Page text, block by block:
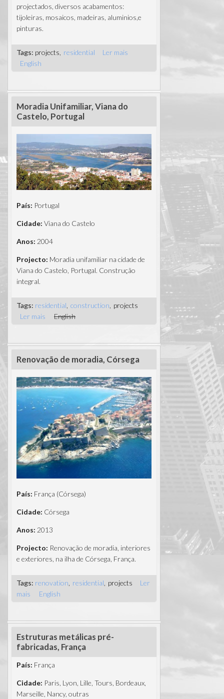
projectados, diversos acabamentos:
tijoleiras, mosaicos, madeiras, aluminios,e
pinturas.
Tags: projects residential Ler mais
English
Moradia Unifamiliar, Viana do
Castelo, Portugal
País: Portugal
Cidade: Viana do Castelo
Anos: 2004
Projecto: Moradia unifamiliar na cidade de
Viana do Castelo, Portugal. Construção
integral.
Tags: residential construction projects
Ler mais acerca de Moradia Unifamiliar, Viana do
English
Renovação de moradia, Córsega
País: França (Córsega)
Cidade: Córsega
Anos: 2013
Projecto: Renovação de moradia, interiores
e exteriores, na ilha de Córsega, França.
Tags: renovation residential projects
Ler
mais acerca de Renovação de moradia, Córsega
English
Estruturas metálicas pré-
fabricadas, França
País: França
Cidade: Paris, Lyon, Lille, Tours, Bordeaux,
Marseille, Nancy, outras